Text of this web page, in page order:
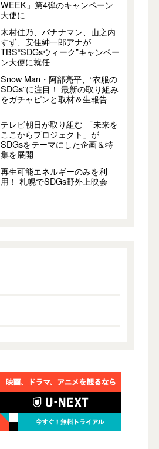
WEEK」第4弾のキャンペーン
大使に
木村佳乃、バナナマン、山之内
すず、安住紳一郎アナが
TBS“SDGsウィーク”キャンペー
ン大使に就任
Snow Man・阿部亮平、“衣服の
SDGs”に注目！ 最新の取り組み
をガチャピンと取材＆生報告
テレビ朝日が取り組む 「未来を
ここからプロジェクト」が
SDGsをテーマにした企画＆特
集を展開
再生可能エネルギーのみを利
用！ 札幌でSDGs野外上映会